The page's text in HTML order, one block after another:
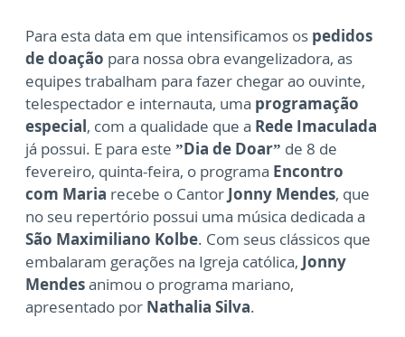
Para esta data em que intensificamos os pedidos
de doação para nossa obra evangelizadora, as
equipes trabalham para fazer chegar ao ouvinte,
telespectador e internauta, uma programação
especial, com a qualidade que a Rede Imaculada
já possui. E para este ”Dia de Doar” de 8 de
fevereiro, quinta-feira, o programa Encontro
com Maria recebe o Cantor Jonny Mendes, que
no seu repertório possui uma música dedicada a
São Maximiliano Kolbe. Com seus clássicos que
embalaram gerações na Igreja católica, Jonny
Mendesanimou o programa mariano,
apresentado por Nathalia Silva.